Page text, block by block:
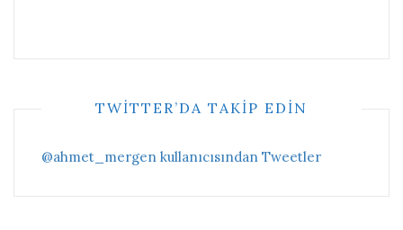
TWITTER’DA TAKIP EDIN
@ahmet_mergen kullanıcısından Tweetler